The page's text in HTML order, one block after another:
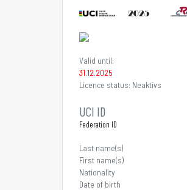
Valid until:
31.12.2025
Licence status: Neaktīvs
UCI ID
Federation ID
Last name(s)
First name(s)
Nationality
Date of birth